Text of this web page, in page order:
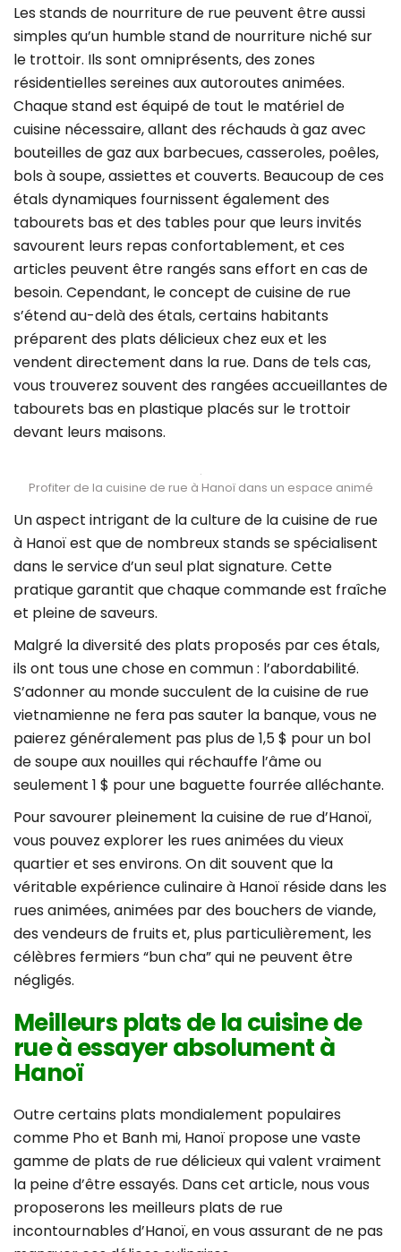
Les stands de nourriture de rue peuvent être aussi
simples qu’un humble stand de nourriture niché sur
le trottoir. Ils sont omniprésents, des zones
résidentielles sereines aux autoroutes animées.
Chaque stand est équipé de tout le matériel de
cuisine nécessaire, allant des réchauds à gaz avec
bouteilles de gaz aux barbecues, casseroles, poêles,
bols à soupe, assiettes et couverts. Beaucoup de ces
étals dynamiques fournissent également des
tabourets bas et des tables pour que leurs invités
savourent leurs repas confortablement, et ces
articles peuvent être rangés sans effort en cas de
besoin. Cependant, le concept de cuisine de rue
s’étend au-delà des étals, certains habitants
préparent des plats délicieux chez eux et les
vendent directement dans la rue. Dans de tels cas,
vous trouverez souvent des rangées accueillantes de
tabourets bas en plastique placés sur le trottoir
devant leurs maisons.
Profiter de la cuisine de rue à Hanoï dans un espace animé
Un aspect intrigant de la culture de la cuisine de rue
à Hanoï est que de nombreux stands se spécialisent
dans le service d’un seul plat signature. Cette
pratique garantit que chaque commande est fraîche
et pleine de saveurs.
Malgré la diversité des plats proposés par ces étals,
ils ont tous une chose en commun : l’abordabilité.
S’adonner au monde succulent de la cuisine de rue
vietnamienne ne fera pas sauter la banque, vous ne
paierez généralement pas plus de 1,5 $ pour un bol
de soupe aux nouilles qui réchauffe l’âme ou
seulement 1 $ pour une baguette fourrée alléchante.
Pour savourer pleinement la cuisine de rue d’Hanoï,
vous pouvez explorer les rues animées du vieux
quartier et ses environs. On dit souvent que la
véritable expérience culinaire à Hanoï réside dans les
rues animées, animées par des bouchers de viande,
des vendeurs de fruits et, plus particulièrement, les
célèbres fermiers “bun cha” qui ne peuvent être
négligés.
Meilleurs plats de la cuisine de
rue à essayer absolument à
Hanoï
Outre certains plats mondialement populaires
comme Pho et Banh mi, Hanoï propose une vaste
gamme de plats de rue délicieux qui valent vraiment
la peine d’être essayés. Dans cet article, nous vous
proposerons les meilleurs plats de rue
incontournables d’Hanoï, en vous assurant de ne pas